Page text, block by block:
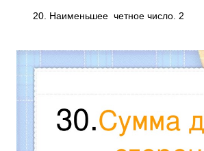
20. Наименьшее четное число. 2